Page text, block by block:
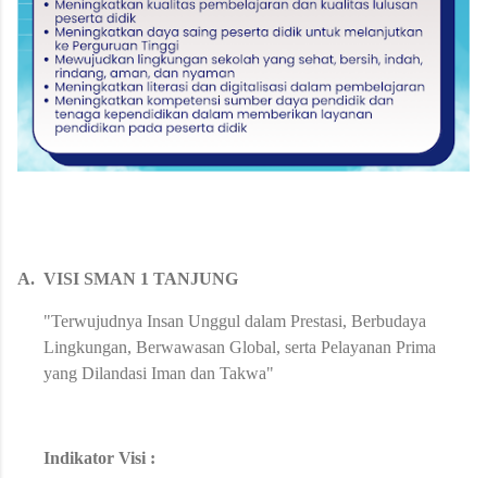
A. VISI SMAN 1 TANJUNG
"Terwujudnya Insan Unggul dalam Prestasi, Berbudaya
Lingkungan, Berwawasan Global, serta Pelayanan Prima
yang Dilandasi Iman dan Takwa"
Indikator Visi :